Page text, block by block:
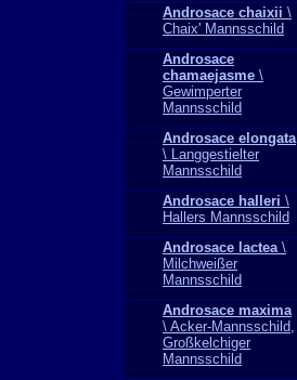
Androsace chaixii \
Chaix' Mannsschild
Androsace
chamaejasme \
Gewimperter
Mannsschild
Androsace elongata
\ Langgestielter
Mannsschild
Androsace halleri \
Hallers Mannsschild
Androsace lactea\
Milchweißer
Mannsschild
Androsace maxima
\ Acker-Mannsschild,
Großkelchiger
Mannsschild